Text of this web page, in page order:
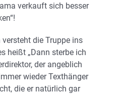
verkauft sich besser
die Truppe ins
heißt „Dann sterbe ich
der angeblich
wieder Texthänger
die er natürlich gar